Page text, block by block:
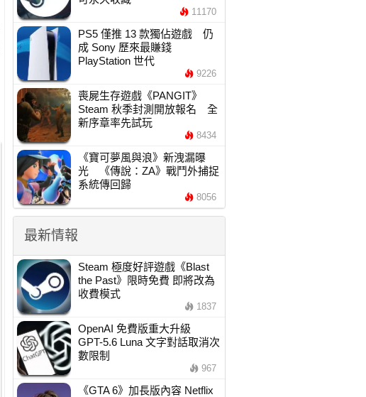
11170
PS5 僅推 13 款獨佔遊戲 仍
成 Sony 歷來最賺錢
PlayStation 世代
9226
喪屍生存遊戲《PANGIT》
Steam 秋季封測開放報名 全
新序章率先試玩
8434
《寶可夢風與浪》新洩漏曝
光 《傳說：ZA》戰鬥外捕捉
系統傳回歸
8056
最新情報
Steam 極度好評遊戲《Blast
the Past》限時免費 即將改為
收費模式
1837
OpenAI 免費版重大升級
GPT-5.6 Luna 文字對話取消次
數限制
967
《GTA 6》加長版內容 Netflix